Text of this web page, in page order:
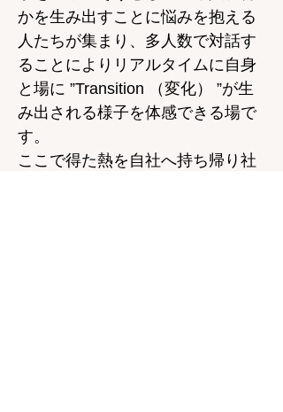
かを生み出すことに悩みを抱える
人たちが集まり、多人数で対話す
ることによりリアルタイムに自身
と場に ”Transition （変化） ”が生
み出される様子を体感できる場で
す。
ここで得た熱を自社へ持ち帰り社